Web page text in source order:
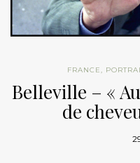
FRANCE,
Belleville – «
de